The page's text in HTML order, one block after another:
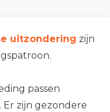
uitzondering zijn
passen
Er zijn gezondere